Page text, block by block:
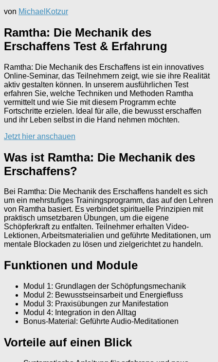
von MichaelKotzur
Ramtha: Die Mechanik des
Erschaffens Test & Erfahrung
Ramtha: Die Mechanik des Erschaffens ist ein innovatives
Online-Seminar, das Teilnehmern zeigt, wie sie ihre Realität
aktiv gestalten können. In unserem ausführlichen Test
erfahren Sie, welche Techniken und Methoden Ramtha
vermittelt und wie Sie mit diesem Programm echte
Fortschritte erzielen. Ideal für alle, die bewusst erschaffen
und ihr Leben selbst in die Hand nehmen möchten.
Jetzt hier anschauen
Was ist Ramtha: Die Mechanik des
Erschaffens?
Bei Ramtha: Die Mechanik des Erschaffens handelt es sich
um ein mehrstufiges Trainingsprogramm, das auf den Lehren
von Ramtha basiert. Es verbindet spirituelle Prinzipien mit
praktisch umsetzbaren Übungen, um die eigene
Schöpferkraft zu entfalten. Teilnehmer erhalten Video-
Lektionen, Arbeitsmaterialien und geführte Meditationen, um
mentale Blockaden zu lösen und zielgerichtet zu handeln.
Funktionen und Module
Modul 1: Grundlagen der Schöpfungsmechanik
Modul 2: Bewusstseinsarbeit und Energiefluss
Modul 3: Praxisübungen zur Manifestation
Modul 4: Integration in den Alltag
Bonus-Material: Geführte Audio-Meditationen
Vorteile auf einen Blick